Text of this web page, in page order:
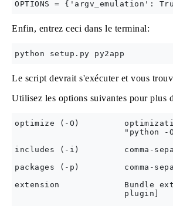
Enfin, entrez ceci dans le terminal:
Le script devrait s'exécuter et vous
Utilisez les options suivantes pour plus
optimize (-O)
"python -
includes (-i)         comma-
packages (-p)         comma-
extension             Bundle
                      plugin]